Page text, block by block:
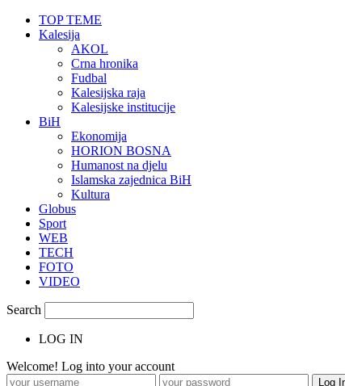
TOP TEME
Kalesija
AKOL
Crna hronika
Fudbal
Kalesijska raja
Kalesijske institucije
BiH
Ekonomija
HORION BOSNA
Humanost na djelu
Islamska zajednica BiH
Kultura
Globus
Sport
WEB
TECH
FOTO
VIDEO
Search
LOG IN
Welcome! Log into your account